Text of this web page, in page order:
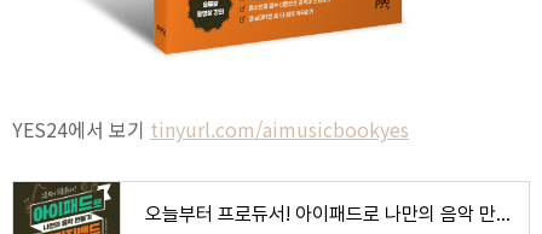
YES24에서 보기 tinyurl.com/aimusicbookyes
오늘부터 프로듀서! 아이패드로 나만의 음악 만들기 with 개러지밴드 - 예스24